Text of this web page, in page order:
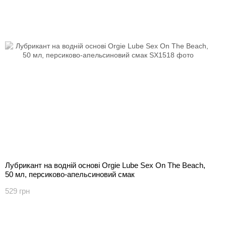
Лубрикант на водній основі Orgie Lube Sex On The Beach,
50 мл, персиково-апельсиновий смак
529 грн